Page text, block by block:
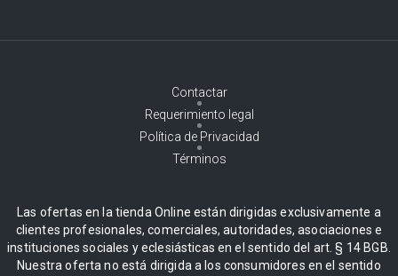
Contactar
Requerimiento legal
Política de Privacidad
Términos
Las ofertas en la tienda Online están dirigidas exclusivamente a
clientes profesionales, comerciales, autoridades, asociaciones e
instituciones sociales y eclesiásticas en el sentido del art. § 14 BGB.
Nuestra oferta no está dirigida a los consumidores en el sentido